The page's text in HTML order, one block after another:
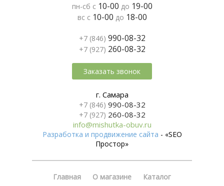
пн-сб с 10-00 до 19-00
вс с 10-00 до 18-00
+7 (846) 990-08-32
+7 (927) 260-08-32
Заказать звонок
г. Самара
+7 (846) 990-08-32
+7 (927) 260-08-32
info@mishutka-obuv.ru
Разработка и продвижение сайта - «SEO
Простор»
Главная О магазине
Каталог